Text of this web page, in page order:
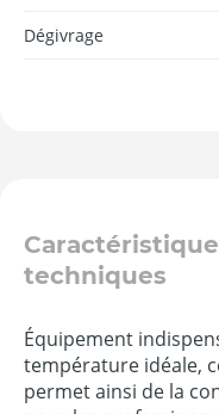
Dégivrage
techniques
Équipement
température idéale,
permet ainsi de la